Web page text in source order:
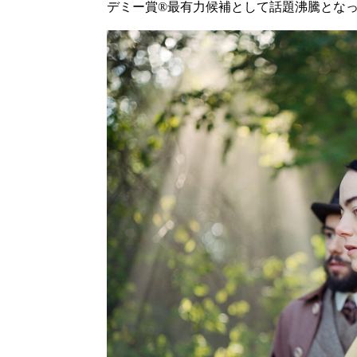
デミー賞®最有力候補として話題沸騰とな